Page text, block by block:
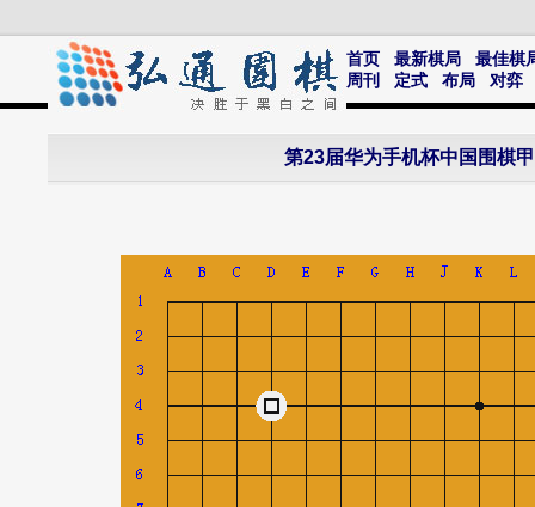
首页 最新棋局
最佳棋
周刊
定式 布局 对弈
第23届华为手机杯中国围棋